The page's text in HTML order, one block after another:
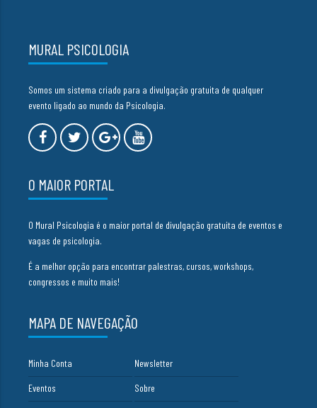
MURAL PSICOLOGIA
Somos um sistema criado para a divulgação gratuita de qualquer
evento ligado ao mundo da Psicologia.
O MAIOR PORTAL
O Mural Psicologia é o maior portal de divulgação gratuita de eventos e
vagas de psicologia.
É a melhor opção para encontrar palestras, cursos, workshops,
congressos e muito mais!
MAPA DE NAVEGAÇÃO
Minha Conta Newsletter
Eventos Sobre